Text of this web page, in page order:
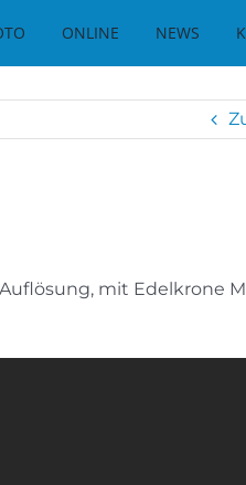
ONLINE NEWS
mit Edelkrone